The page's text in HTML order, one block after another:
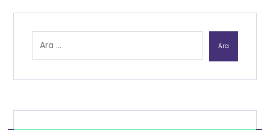
Ara